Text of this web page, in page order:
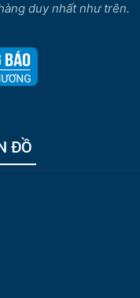
duy nhất như trên.
ĐỒ